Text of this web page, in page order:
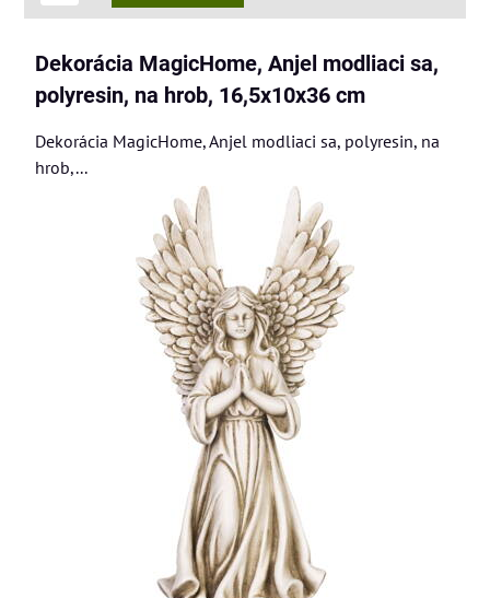
Dekorácia MagicHome, Anjel modliaci sa,
polyresin, na hrob, 16,5x10x36 cm
Dekorácia MagicHome, Anjel modliaci sa, polyresin, na
hrob,...